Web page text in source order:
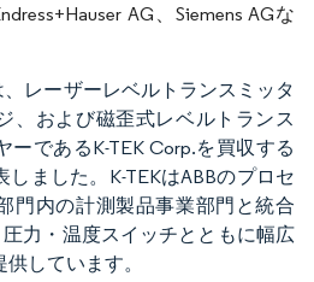
AG、Siemens AGな
、レーザーレベルトランスミッタ
、および磁歪式レベルトランス
ーであるK-TEK Corp.を買収する
しました。K-TEKはABBのプロセ
門内の計測製品事業部門と統合
圧力・温度スイッチとともに幅広
しています。